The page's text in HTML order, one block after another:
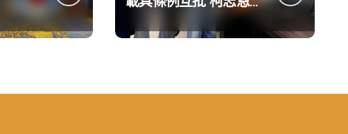
國民黨版才是「國防
+產業」務實版